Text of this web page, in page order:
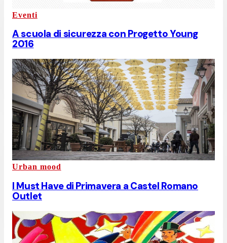
Eventi
A scuola di sicurezza con Progetto Young
2016
Urban mood
I Must Have di Primavera a Castel Romano
Outlet